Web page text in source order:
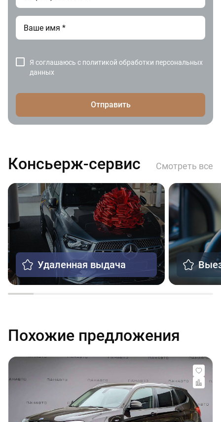
Я соглашаюсь с политикой обработки персональных
данных
Отправить
Консьерж-сервис Смотреть все
Удаленная выдача
Похожие предложения